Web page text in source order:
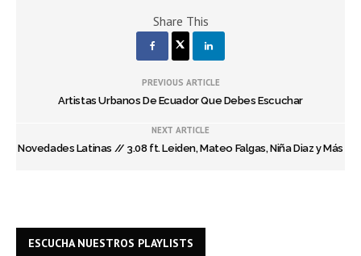
Share This
PREVIOUS ARTICLE
Artistas Urbanos De Ecuador Que Debes Escuchar
NEXT ARTICLE
Novedades Latinas // 3.08 ft. Leiden, Mateo Falgas, Niña Diaz y Más
ESCUCHA NUESTROS PLAYLISTS